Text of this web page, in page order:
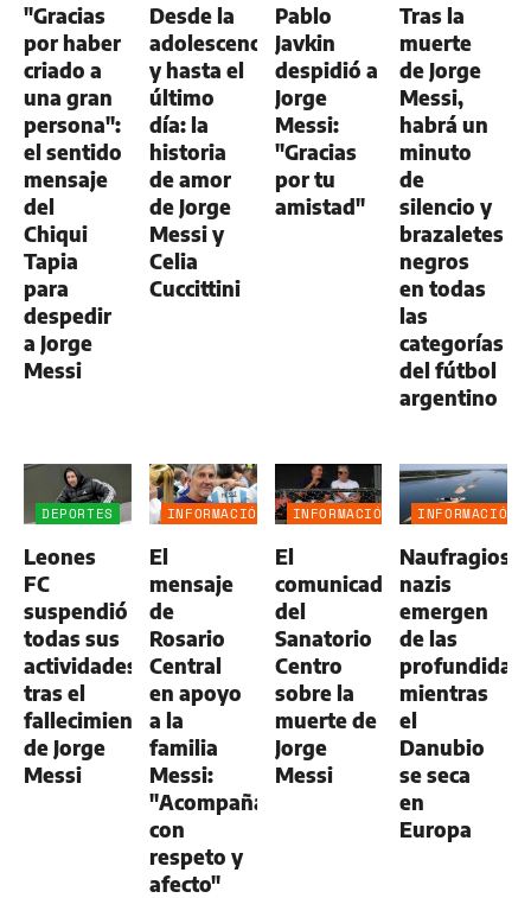
"Gracias
por haber
criado a
una gran
persona":
el sentido
mensaje
del
Chiqui
Tapia
para
despedir
a Jorge
Messi
Desde la
adolescencia
y hasta el
último
día: la
historia
de amor
de Jorge
Messi y
Celia
Cuccittini
Pablo
Javkin
despidió a
Jorge
Messi:
"Gracias
por tu
amistad"
Tras la
muerte
de Jorge
Messi,
habrá un
minuto
de
silencio y
brazaletes
negros
en todas
las
categorías
del fútbol
argentino
DEPORTES
Leones
FC
suspendió
todas sus
actividades
tras el
fallecimiento
de Jorge
Messi
INFORMACIÓN
El
mensaje
de
Rosario
Central
en apoyo
a la
familia
Messi:
"Acompañamos
con
respeto y
afecto"
INFORMACIÓN
El
comunicado
del
Sanatorio
Centro
sobre la
muerte de
Jorge
Messi
INFORMACIÓN
Naufragios
nazis
emergen
de las
mientras
el
Danubio
se seca
en
Europa